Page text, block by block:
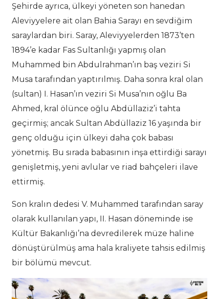
Şehirde ayrıca, ülkeyi yöneten son hanedan
Aleviyyelere ait olan Bahia Sarayı en sevdiğim
saraylardan biri. Saray, Aleviyyelerden 1873’ten
1894’e kadar Fas Sultanlığı yapmış olan
Muhammed bin Abdulrahman’ın baş veziri Si
Musa tarafından yaptırılmış. Daha sonra kral olan
(sultan) I. Hasan’ın veziri Si Musa’nın oğlu Ba
Ahmed, kral ölünce oğlu Abdüllaziz’i tahta
geçirmiş; ancak Sultan Abdüllaziz 16 yaşında bir
genç olduğu için ülkeyi daha çok babası
yönetmiş. Bu sırada babasının inşa ettirdiği sarayı
genişletmiş, yeni avlular ve riad bahçeleri ilave
ettirmiş.
Son kralın dedesi V. Muhammed tarafından saray
olarak kullanılan yapı, II. Hasan döneminde ise
Kültür Bakanlığı’na devredilerek müze haline
dönüştürülmüş ama hala kraliyete tahsis edilmiş
bir bölümü mevcut.